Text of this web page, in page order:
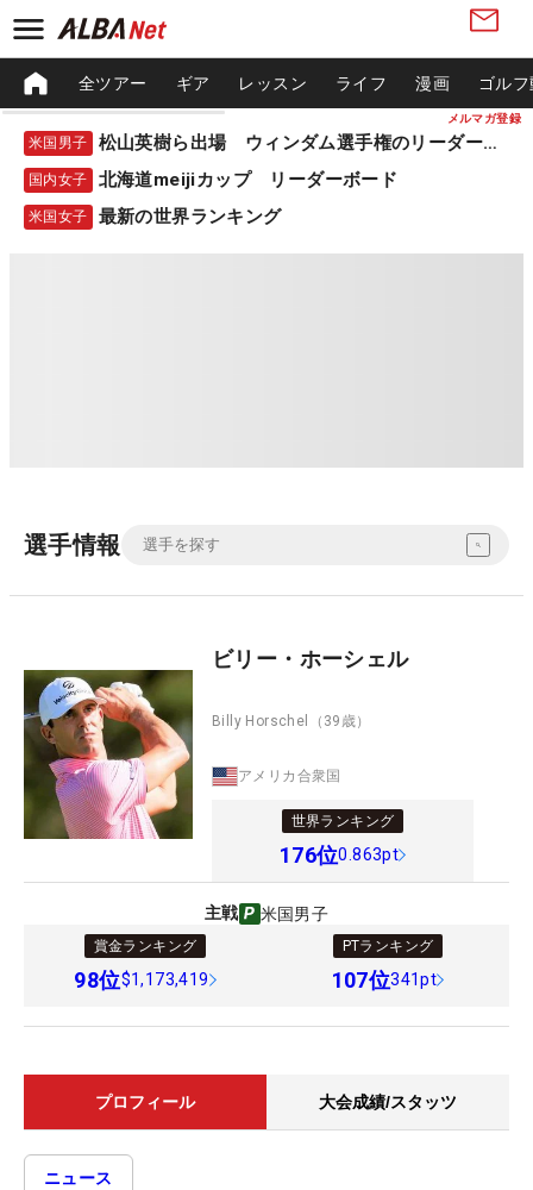
メルマガ登録
全ツアー ギア レッスン ライフ 漫画 ゴル
米国男子 松山英樹ら出場 ウィンダム選手権のリーダーボード
国内女子 北海道meijiカップ リーダーボード
米国女子 最新の世界ランキング
選手情報
ビリー・ホーシェル
Billy Horschel （39歳）
アメリカ合衆国
世界ランキング
176位0.863pt
主戦 米国男子
賞金ランキング
98位$1,173,419
PTランキング
107位341pt
プロフィール 大会成績/スタッツ
ニュース